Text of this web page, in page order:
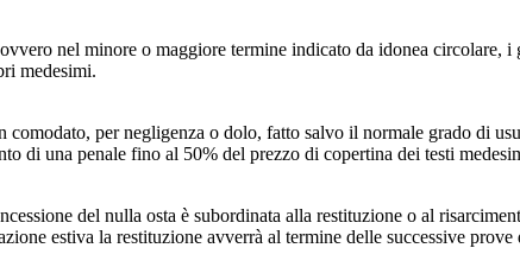
nel minore o maggiore termine indicato da idonea circolare,
medesimi.
comodato, per negligenza o dolo, fatto salvo il normale grado di
di una penale fino al 50% del prezzo di copertina dei testi
del nulla osta è subordinata alla restituzione o al
estiva la restituzione avverrà al termine delle successive